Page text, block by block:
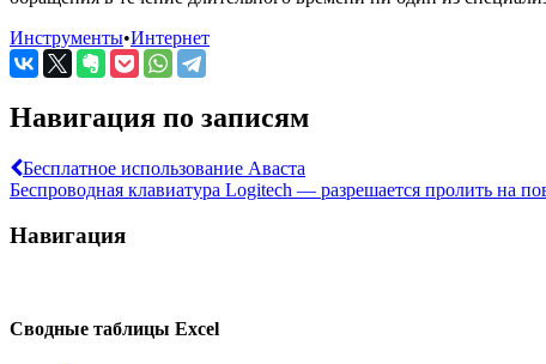
Инструменты•Интернет
Навигация по записям
Бесплатное использование Аваста
Беспроводная клавиатура Logitech — разрешается пролить на
Навигация
Сводные таблицы Excel